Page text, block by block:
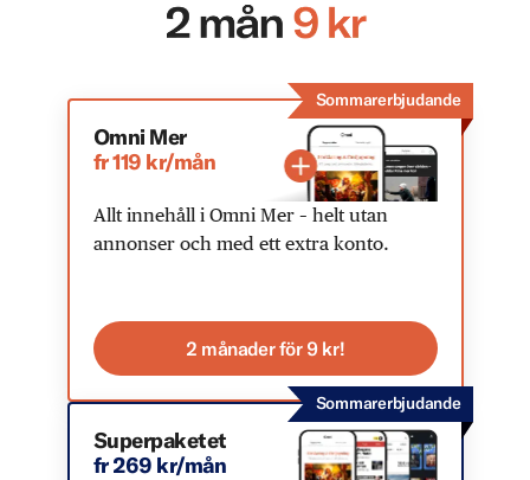
Sommarerbjudande
Omni Mer
fr 119 kr/mån
Allt innehåll i Omni Mer – helt utan
annonser och med ett extra konto.
2 månader för 9 kr!
Sommarerbjudande
Superpaketet
fr 269 kr/mån